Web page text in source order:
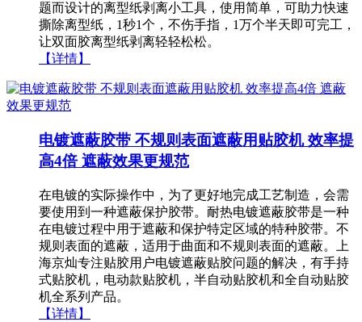
题而设计的离型纸剥离小工具，使用简单，可助力快速
撕除离型纸，1秒1个，不伤手指，1万个半天即可完工，
让双面胶离型纸剥离轻轻松松。
【详情】
电镀遮蔽胶带 不规则表面遮蔽用贴胶机 效率提
高4倍 遮蔽效果更规范
在电镀的实际操作中，为了更好地完成工艺制造，会需
要使用到一种遮蔽保护胶带。耐热电镀遮蔽胶带是一种
在电镀过程中用于遮蔽和保护特定区域的特种胶带。不
规则表面的遮蔽，适用于曲面和不规则表面的遮蔽。上
海京灿专注贴胶用户电镀遮蔽贴胶问题的解决，有手持
式贴胶机，电动款贴胶机，半自动贴胶机和全自动贴胶
机​全系列产品。
【详情】